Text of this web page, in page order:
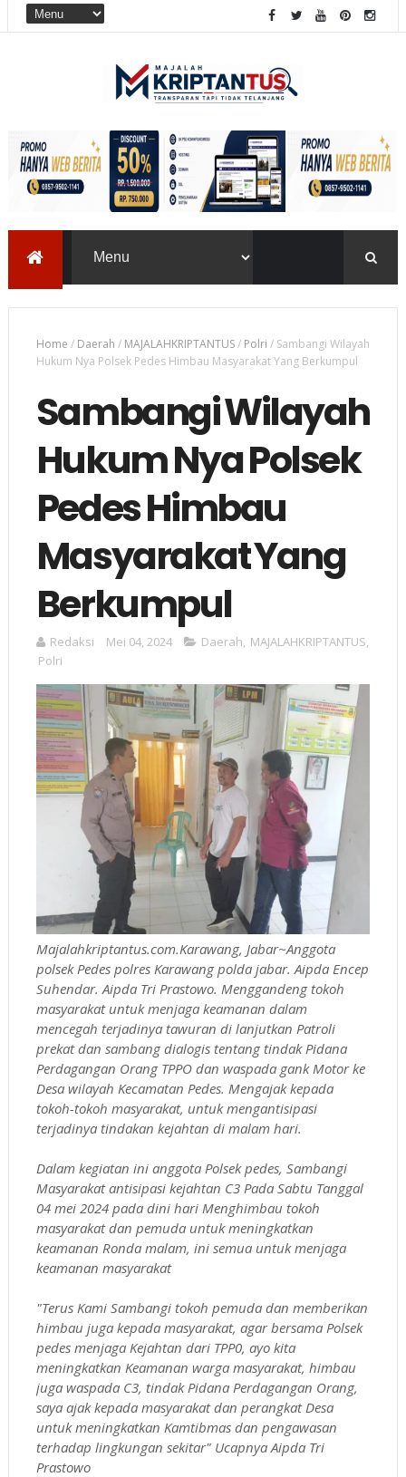
Home / Daerah / MAJALAHKRIPTANTUS/ Polri / Sambangi Wilayah
Hukum Nya Polsek Pedes Himbau Masyarakat Yang Berkumpul
Sambangi Wilayah
Hukum Nya Polsek
Pedes Himbau
Masyarakat Yang
Berkumpul
Redaksi Mei 04, 2024 Daerah, MAJALAHKRIPTANTUS,
Polri
Majalahkriptantus.com.Karawang, Jabar~Anggota
polsek Pedes polres Karawang polda jabar. Aipda Encep
Suhendar. Aipda Tri Prastowo. Menggandeng tokoh
masyarakat untuk menjaga keamanan dalam
mencegah terjadinya tawuran di lanjutkan Patroli
prekat dan sambang dialogis tentang tindak Pidana
Perdagangan Orang TPPO dan waspada gank Motor ke
Desa wilayah Kecamatan Pedes. Mengajak kepada
tokoh-tokoh masyarakat, untuk mengantisipasi
terjadinya tindakan kejahtan di malam hari.
Dalam kegiatan ini anggota Polsek pedes, Sambangi
Masyarakat antisipasi kejahtan C3 Pada Sabtu Tanggal
04 mei 2024 pada dini hari Menghimbau tokoh
masyarakat dan pemuda untuk meningkatkan
keamanan Ronda malam, ini semua untuk menjaga
keamanan masyarakat
"Terus Kami Sambangi tokoh pemuda dan memberikan
himbau juga kepada masyarakat, agar bersama Polsek
pedes menjaga Kejahtan dari TPP0, ayo kita
meningkatkan Keamanan warga masyarakat, himbau
juga waspada C3, tindak Pidana Perdagangan Orang,
saya ajak kepada masyarakat dan perangkat Desa
untuk meningkatkan Kamtibmas dan pengawasan
terhadap lingkungan sekitar" Ucapnya Aipda Tri
Prastowo